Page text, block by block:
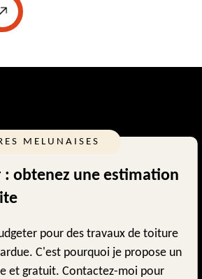
MELUNAISES
: obtenez une estimation
pour des travaux de toiture
C'est pourquoi je propose un
et gratuit. Contactez-moi pour